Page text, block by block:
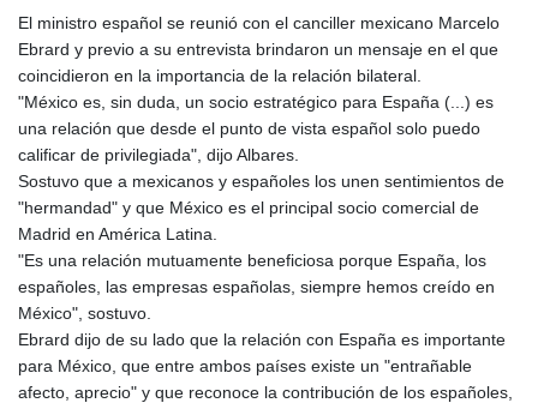
El ministro español se reunió con el canciller mexicano Marcelo
Ebrard y previo a su entrevista brindaron un mensaje en el que
coincidieron en la importancia de la relación bilateral.
"México es, sin duda, un socio estratégico para España (...) es
una relación que desde el punto de vista español solo puedo
calificar de privilegiada", dijo Albares.
Sostuvo que a mexicanos y españoles los unen sentimientos de
"hermandad" y que México es el principal socio comercial de
Madrid en América Latina.
"Es una relación mutuamente beneficiosa porque España, los
españoles, las empresas españolas, siempre hemos creído en
México", sostuvo.
Ebrard dijo de su lado que la relación con España es importante
para México, que entre ambos países existe un "entrañable
afecto, aprecio" y que reconoce la contribución de los españoles,